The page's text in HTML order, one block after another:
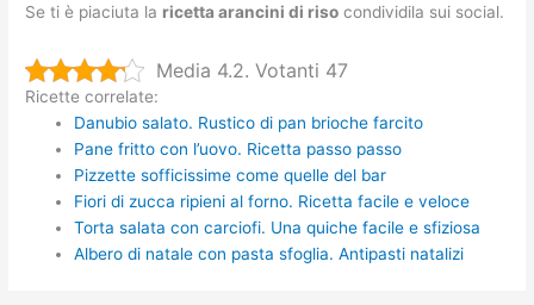
Se ti è piaciuta la ricetta arancini di riso condividila sui social.
Media 4.2. Votanti 47
Ricette correlate:
Danubio salato. Rustico di pan brioche farcito
Pane fritto con l’uovo. Ricetta passo passo
Pizzette sofficissime come quelle del bar
Fiori di zucca ripieni al forno. Ricetta facile e veloce
Torta salata con carciofi. Una quiche facile e sfiziosa
Albero di natale con pasta sfoglia. Antipasti natalizi